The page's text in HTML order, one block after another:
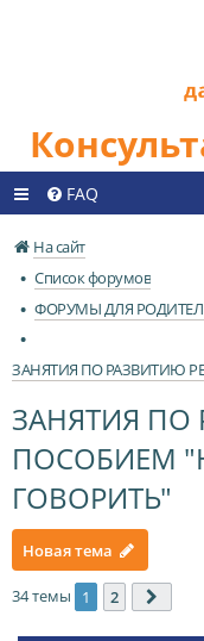
FAQ
На сайт
Список форумов
ФОРУМЫ ДЛЯ
ЗАНЯТИЯ ПО РАЗВИТИЮ
ЗАНЯТИЯ ПО
ПОСОБИЕМ
ГОВОРИТЬ"
Новая тема
34 темы 1 2